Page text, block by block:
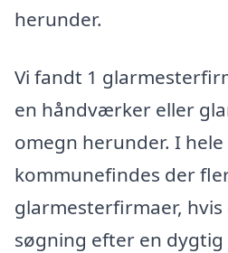
herunder.
Vi fandt 1
en håndværker eller
omegn herunder. I
kommunefindes der
glarmesterfirmaer,
søgning efter en